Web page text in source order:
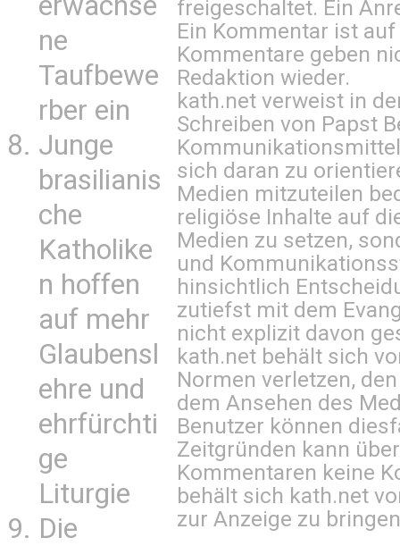
ne
Taufbewe
rber ein
Junge
brasilianis
che
Katholike
n hoffen
auf mehr
Glaubensl
ehre und
ehrfürchti
ge
Liturgie
Die
freigeschaltet. Ein
Ein Kommentar ist
Kommentare geben
Redaktion wieder.
kath.net verweist in
Schreiben von Papst
sich daran zu
Medien mitzuteilen
religiöse Inhalte auf
Medien zu setzen,
und
hinsichtlich
zutiefst mit dem
nicht explizit davon
kath.net behält sich
Normen verletzen,
dem Ansehen des
Benutzer können
Zeitgründen kann
Kommentaren keine
behält sich kath.net
zur Anzeige zu